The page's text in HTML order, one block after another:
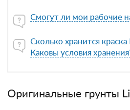
Смогут ли мои рабочие
Сколько хранится краска
Каковы условия
Оригинальные грунты